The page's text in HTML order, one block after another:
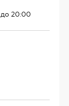
20:00